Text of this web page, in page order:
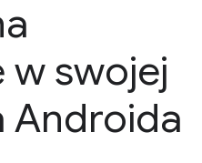
w swojej
Androida